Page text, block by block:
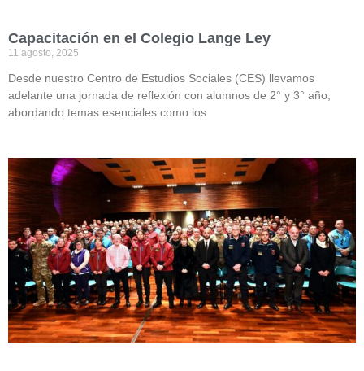
Capacitación en el Colegio Lange Ley
11 agosto, 2025
Desde nuestro Centro de Estudios Sociales (CES) llevamos
adelante una jornada de reflexión con alumnos de 2° y 3° año,
abordando temas esenciales como los